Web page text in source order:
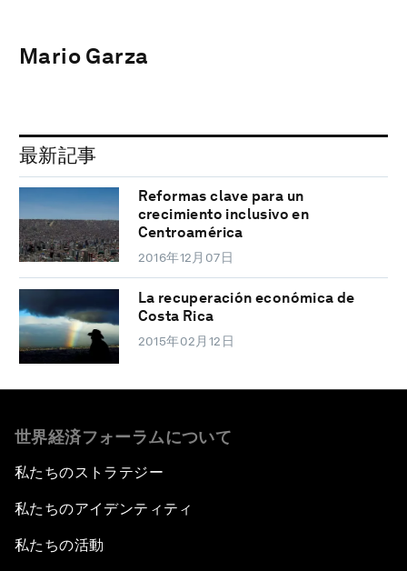
Mario Garza
最新記事
Reformas clave para un
crecimiento inclusivo en
Centroamérica
2016年12月07日
La recuperación económica de
Costa Rica
2015年02月12日
世界経済フォーラムについて
私たちのストラテジー
私たちのアイデンティティ
私たちの活動